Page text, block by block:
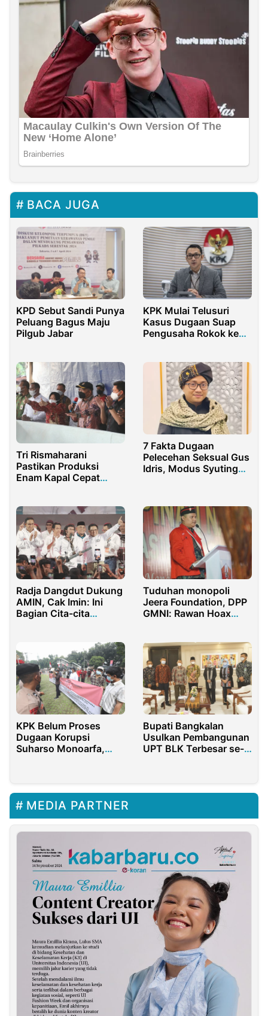
BACA JUGA
KPD Sebut Sandi Punya
Peluang Bagus Maju
Pilgub Jabar
KPK Mulai Telusuri
Kasus Dugaan Suap
Pengusaha Rokok ke
Tri Rismaharani
Pastikan Produksi
Enam Kapal Cepat
7 Fakta Dugaan
Pelecehan Seksual Gus
Idris, Modus Syuting
Radja Dangdut Dukung
AMIN, Cak Imin: Ini
Bagian Cita-cita
Tuduhan monopoli
Jeera Foundation, DPP
GMNI: Rawan Hoax
KPK Belum Proses
Dugaan Korupsi
Suharso Monoarfa,
Bupati Bangkalan
Usulkan Pembangunan
UPT BLK Terbesar se-
MEDIA PARTNER